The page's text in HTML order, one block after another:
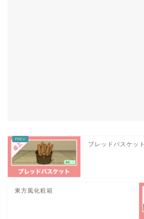
ブレッドバスケット
東方風化粧箱